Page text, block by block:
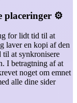
placeringer ⚙️
for lidt tid til at
laver en kopi af den
til at synkronisere
I betragtning af at
noget om emnet
alle dine sider